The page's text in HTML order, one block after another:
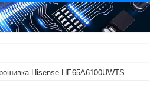
Hisense HE65A6100UWTS